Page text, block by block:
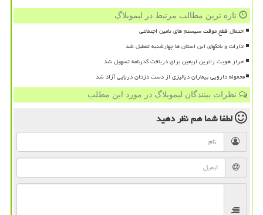
تازه ترین مطالب مرتبط در لیموبلاگ
احتمال قطع موقت سیستم های تامین اجتماعی
ادارات و بانکهای این استان ها چهارشنبه تعطیل شد
احراز هویت زائرین اربعین برای دریافت گذرنامه تسهیل شد
محموله دارویی بیماران دیالیزی از دست دزدان دریایی آزاد شد
نظرات بینندگان لیموبلاگ در مورد این مطلب
لطفا شما همنظر دهید